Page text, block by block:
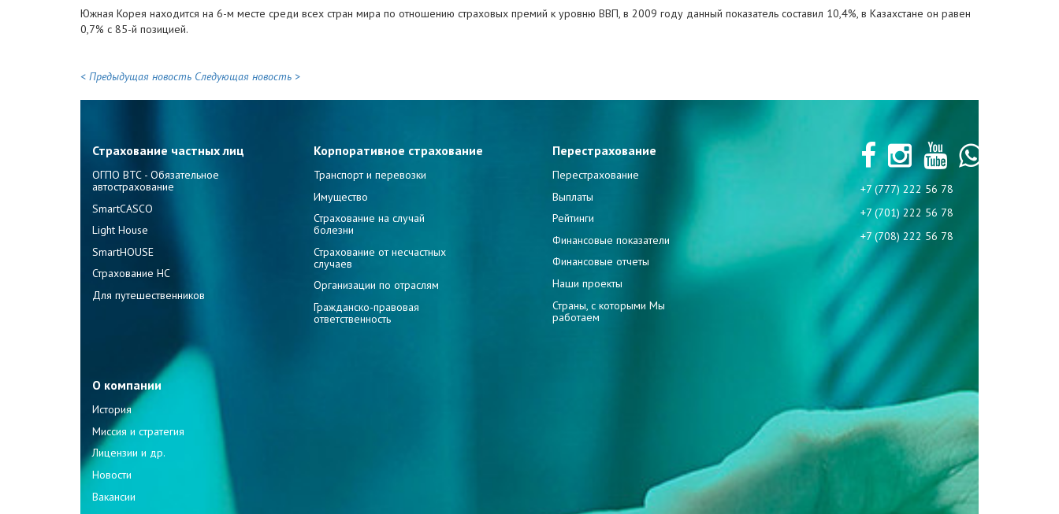
Южная Корея находится на 6-м месте среди всех стран мира по отношению страховых премий к уровню ВВП, в 2009 году данный показатель составил 10,4%, в Казахстане он равен
0,7% с 85-й позицией.
< Предыдущая новость Следующая новость >
Страхование частных лиц
ОГПО ВТС - Обязательное
автострахование
SmartCASCO
Light House
SmartHOUSE
Страхование НС
Для путешественников
Корпоративное страхование
Транспорт и перевозки
Имущество
Страхование на случай
болезни
Страхование от несчастных
случаев
Организации по отраслям
Гражданско-правовая
ответственность
Перестрахование
Перестрахование
Выплаты
Рейтинги
Финансовые показатели
Финансовые отчеты
Наши проекты
Страны, с которыми Мы
работаем
О компании
История
Миссия и стратегия
Лицензии и др.
Новости
Вакансии
+7 (777) 222 56 78
+7 (701) 222 56 78
+7 (708) 222 56 78